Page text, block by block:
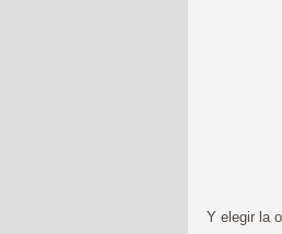
Y elegir la